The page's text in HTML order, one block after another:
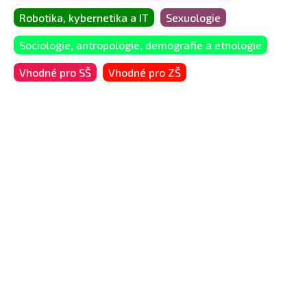
Robotika, kybernetika a IT Sexuologie
Sociologie, antropologie, demografie a etnologie
Vhodné pro SŠ Vhodné pro ZŠ